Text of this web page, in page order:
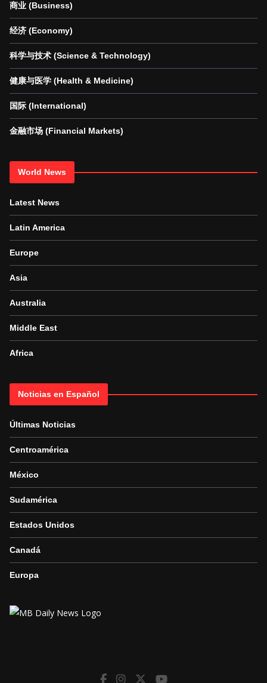
商业 (Business)
经济 (Economy)
科学与技术 (Science & Technology)
健康与医学 (Health & Medicine)
国际 (International)
金融市场 (Financial Markets)
World News
Latest News
Latin America
Europe
Asia
Australia
Middle East
Africa
Noticias en Español
Últimas Noticias
Centroamérica
México
Sudamérica
Estados Unidos
Canadá
Europa